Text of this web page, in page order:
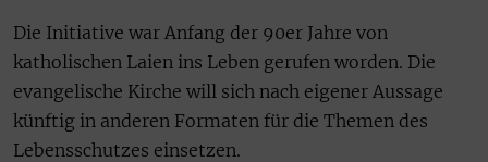
Die Initiative war Anfang der 90er Jahre von
katholischen Laien ins Leben gerufen worden. Die
evangelische Kirche will sich nach eigener Aussage
künftig in anderen Formaten für die Themen des
Lebensschutzes einsetzen.